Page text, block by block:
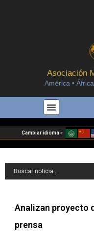
Asociación
América •
Cambiar idioma »
Analizan proyecto
prensa